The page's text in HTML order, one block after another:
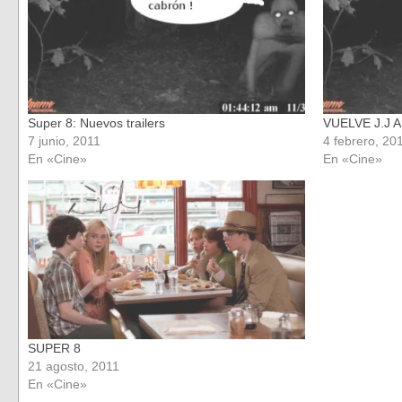
Super 8: Nuevos trailers
7 junio, 2011
En «Cine»
VUELVE J.J
4 febrero,
En «Cine»
SUPER 8
21 agosto, 2011
En «Cine»